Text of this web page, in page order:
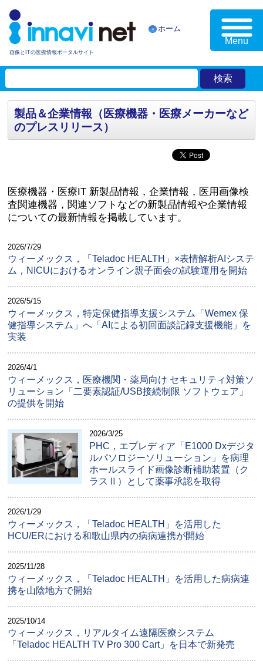
画像とITの医療情報ポータルサイト
ホーム
Menu
製品＆企業情報（医療機器・医療メーカーなど
のプレスリリース）
医療機器・医療IT 新製品情報，企業情報，医用画像検
査関連機器，関連ソフトなどの新製品情報や企業情報
についての最新情報を掲載しています。
2026/7/29
ウィーメックス，「Teladoc HEALTH」×表情解析AIシステ
ム，NICUにおけるオンライン親子面会の試験運用を開始
2026/5/15
ウィーメックス，特定保健指導支援システム「Wemex 保
健指導システム」へ「AIによる初回面談記録支援機能」を
実装
2026/4/1
ウィーメックス，医療機関・薬局向け セキュリティ対策ソ
リューション「二要素認証/USB接続制限 ソフトウェア」
の提供を開始
2026/3/25
PHC，エプレディア「E1000 Dxデジタ
ルパソロジーソリューション」を病理
ホールスライド画像診断補助装置（ク
ラスⅡ）として薬事承認を取得
2026/1/29
ウィーメックス，「Teladoc HEALTH」を活用した
HCU/ERにおける和歌山県内の病病連携が開始
2025/11/28
ウィーメックス，「Teladoc HEALTH」を活用した病病連
携を山陰地方で開始
2025/10/14
ウィーメックス，リアルタイム遠隔医療システム
「Teladoc HEALTH TV Pro 300 Cart」を日本で新発売